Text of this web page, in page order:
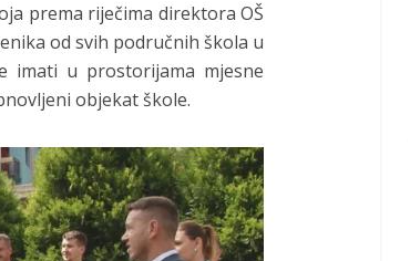
prema riječima direktora OŠ
od svih područnih škola u
imati u prostorijama mjesne
objekat škole.